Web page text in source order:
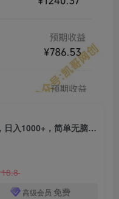
视频号情感小故事，AI百分百原创，日入1000+，简单无脑操作
18.8
高级会员 免费